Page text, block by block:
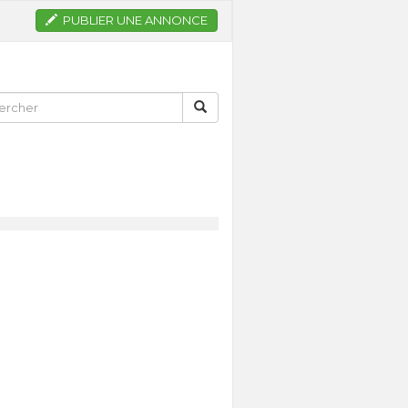
PUBLIER UNE ANNONCE